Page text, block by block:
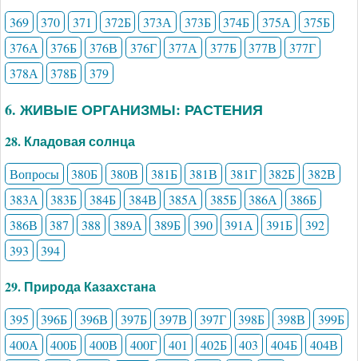
369 370 371 372Б 373А 373Б 374Б 375А
375Б
376А
376Б 376В 376Г 377А 377Б 377В
377Г
378А
378Б 379
6. ЖИВЫЕ ОРГАНИЗМЫ: РАСТЕНИЯ
28. Кладовая солнца
Вопросы 380Б 380В 381Б 381В 381Г 382Б
382В
383А
383Б 384Б 384В 385А 385Б 386А
386Б
386В
387 388 389А 389Б 390 391А 391Б
392
393
394
29. Природа Казахстана
395 396Б 396В 397Б 397В 397Г 398Б 398В
399Б
400А
400Б 400В 400Г 401 402Б 403 404Б 404В